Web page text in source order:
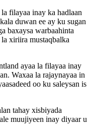
filayaa inay ka hadlaan
duwan ee ay ku sugan
baxaysa warbaahinta
xiriira mustaqbalka
ayaa la filayaa inay
Waxaa la rajaynayaa in
oo ku saleysan is
tahay xisbiyada
muujiyeen inay diyaar u